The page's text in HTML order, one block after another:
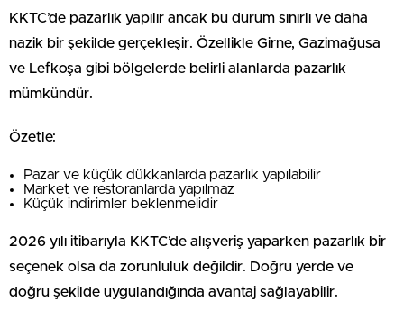
KKTC’de pazarlık yapılır ancak bu durum sınırlı ve daha
nazik bir şekilde gerçekleşir. Özellikle Girne, Gazimağusa
ve Lefkoşa gibi bölgelerde belirli alanlarda pazarlık
mümkündür.
Özetle:
Pazar ve küçük dükkanlarda pazarlık yapılabilir
Market ve restoranlarda yapılmaz
Küçük indirimler beklenmelidir
2026 yılı itibarıyla KKTC’de alışveriş yaparken pazarlık bir
seçenek olsa da zorunluluk değildir. Doğru yerde ve
doğru şekilde uygulandığında avantaj sağlayabilir.